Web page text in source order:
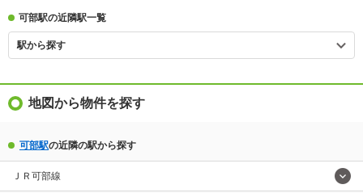
可部駅の近隣駅一覧
駅から探す
地図から物件を探す
可部駅の近隣の駅から探す
ＪＲ可部線